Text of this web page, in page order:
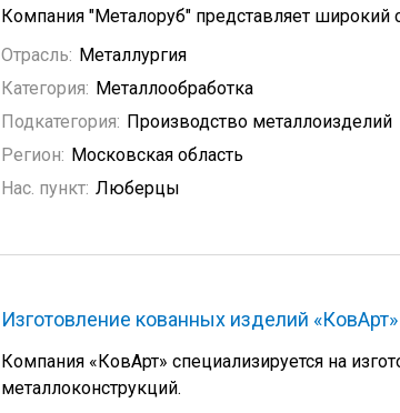
Компания "Металоруб" представляет широкий
Отрасль: Металлургия
Категория: Металлообработка
Подкатегория: Производство металлоизделий
Регион: Московская область
Нас. пункт: Люберцы
Изготовление кованных изделий «КовАрт»
Компания «КовАрт» специализируется на
металлоконструкций.